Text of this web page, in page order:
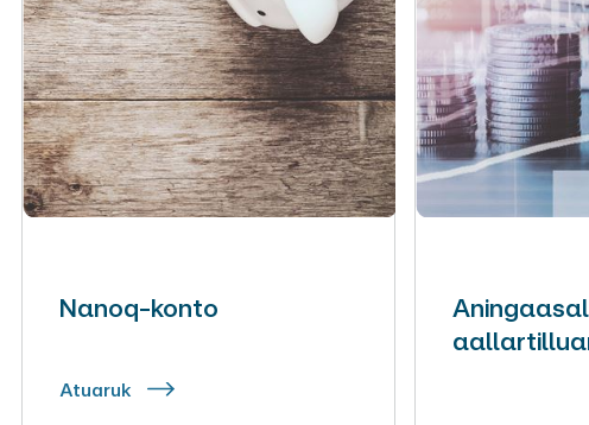
Nanoq-konto
Atuaruk